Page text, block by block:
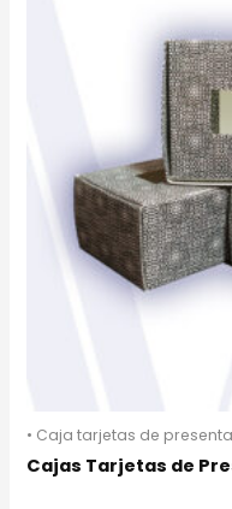
• Caja tarjetas de
Cajas Tarjetas de